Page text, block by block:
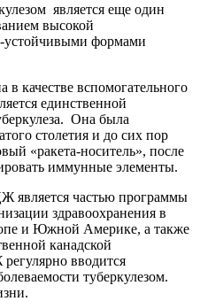
является еще один
высокой
устойчивыми формами
качестве вспомогательного
единственной
Она была
столетия и до сих пор
«ракета-носитель», после
иммунные элементы.
является частью программы
здравоохранения в
и Южной Америке, а также
канадской
вводится
туберкулезом.